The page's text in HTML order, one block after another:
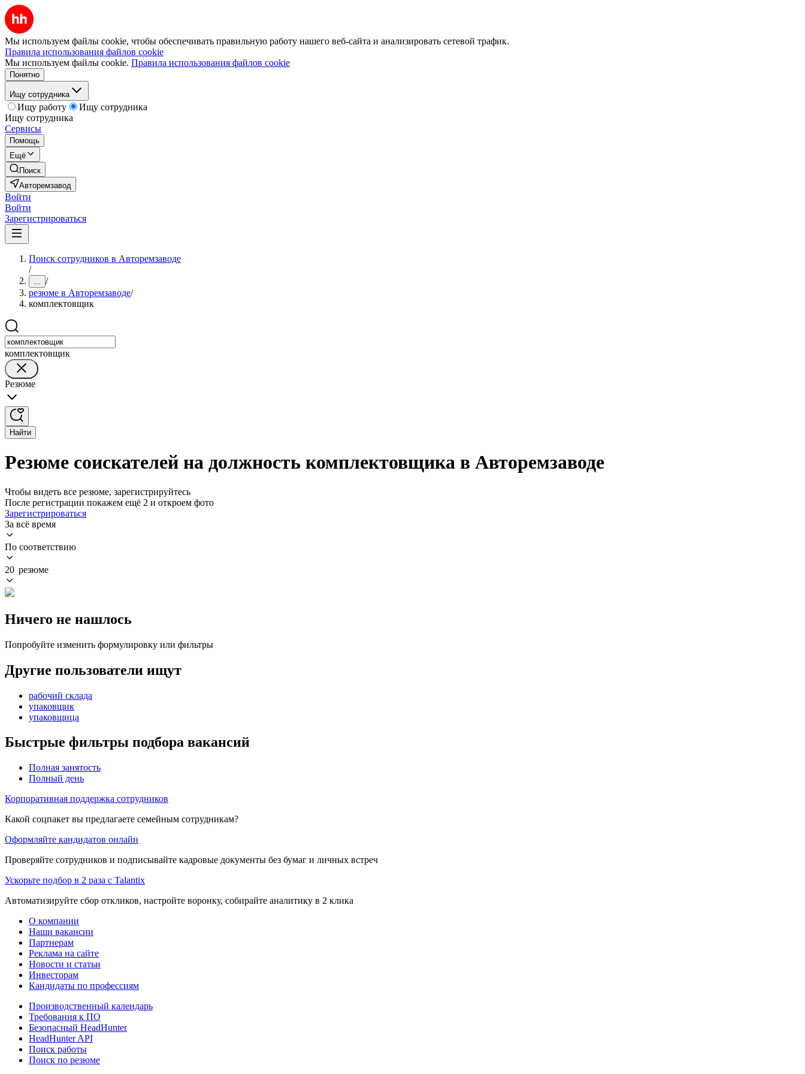
Мы используем файлы cookie, чтобы обеспечивать правильную работу нашего веб-сайта и анализировать сетевой трафик.
Правила использования файлов cookie
Мы используем файлы cookie. Правила использования файлов cookie
Понятно
Ищу сотрудника
Ищу работу
Ищу сотрудника
Ищу сотрудника
Сервисы
Помощь
Ещё
Поиск
Авторемзавод
Войти
Войти
Зарегистрироваться
Поиск сотрудников в Авторемзаводе
/
... /
резюме в Авторемзаводе/
комплектовщик
комплектовщик
Резюме
Найти
Резюме соискателей на должность комплектовщика в Авторемзаводе
Чтобы видеть все резюме, зарегистрируйтесь
После регистрации покажем ещё 2 и откроем фото
Зарегистрироваться
За всё время
По соответствию
20 резюме
Ничего не нашлось
Попробуйте изменить формулировку или фильтры
Другие пользователи ищут
рабочий склада
упаковщик
упаковщица
Быстрые фильтры подбора вакансий
Полная занятость
Полный день
Корпоративная поддержка сотрудников
Какой соцпакет вы предлагаете семейным сотрудникам?
Оформляйте кандидатов онлайн
Проверяйте сотрудников и подписывайте кадровые документы без бумаг и личных встреч
Ускорьте подбор в 2 раза с Talantix
Автоматизируйте сбор откликов, настройте воронку, собирайте аналитику в 2 клика
О компании
Наши вакансии
Партнерам
Реклама на сайте
Новости и статьи
Инвесторам
Кандидаты по профессиям
Производственный календарь
Требования к ПО
Безопасный HeadHunter
HeadHunter API
Поиск работы
Поиск по резюме